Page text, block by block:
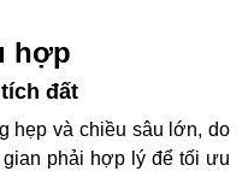
hợp
đất
hẹp và chiều sâu lớn, do
phải hợp lý để tối ưu